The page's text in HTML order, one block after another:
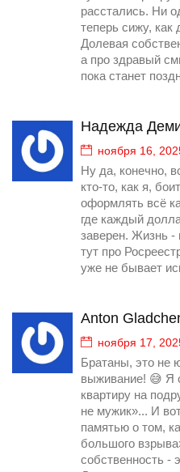
расстались. Ни
теперь сижу, как
Долевая
а про здравый
пока станет
Надежда
ноября 16,
Ну да, конечно,
кто-то, как я,
оформлять всё
где каждый
заверен. Жизнь -
тут про
уже не бывает
Anton
ноября 17,
Братаны, это не
выживание! 😅 Я
квартиру на
не мужик»... И
памятью о том,
большого
собственность -